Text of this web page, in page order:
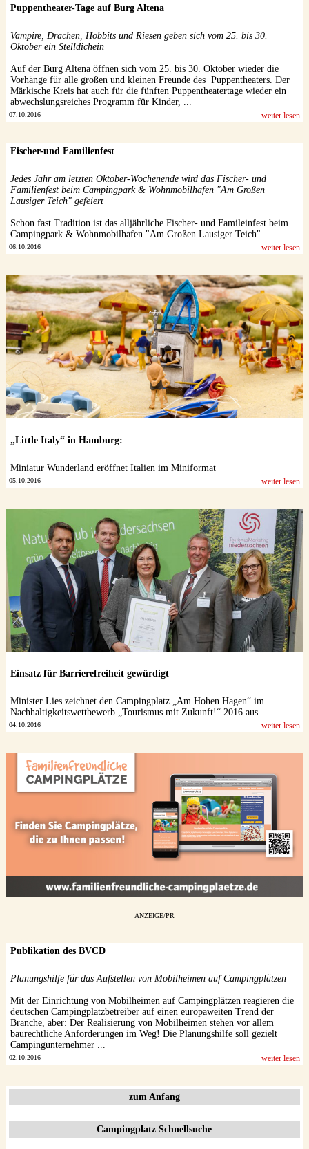
Puppentheater-Tage auf Burg Altena
Vampire, Drachen, Hobbits und Riesen geben sich vom 25. bis 30.
Oktober ein Stelldichein
Auf der Burg Altena öffnen sich vom 25. bis 30. Oktober wieder die
Vorhänge für alle großen und kleinen Freunde des Puppentheaters. Der
Märkische Kreis hat auch für die fünften Puppentheatertage wieder ein
abwechslungsreiches Programm für Kinder, ...
07.10.2016 weiter lesen
Fischer-und Familienfest
Jedes Jahr am letzten Oktober-Wochenende wird das Fischer- und
Familienfest beim Campingpark & Wohnmobilhafen "Am Großen
Lausiger Teich" gefeiert
Schon fast Tradition ist das alljährliche Fischer- und Famileinfest beim
Campingpark & Wohnmobilhafen "Am Großen Lausiger Teich".
06.10.2016 weiter lesen
„Little Italy“ in Hamburg:
Miniatur Wunderland eröffnet Italien im Miniformat
05.10.2016 weiter lesen
Einsatz für Barrierefreiheit gewürdigt
Minister Lies zeichnet den Campingplatz „Am Hohen Hagen“ im
Nachhaltigkeitswettbewerb „Tourismus mit Zukunft!“ 2016 aus
04.10.2016 weiter lesen
ANZEIGE/PR
Publikation des BVCD
Planungshilfe für das Aufstellen von Mobilheimen auf Campingplätzen
Mit der Einrichtung von Mobilheimen auf Campingplätzen reagieren die
deutschen Campingplatzbetreiber auf einen europaweiten Trend der
Branche, aber: Der Realisierung von Mobilheimen stehen vor allem
baurechtliche Anforderungen im Weg! Die Planungshilfe soll gezielt
Campingunternehmer ...
02.10.2016 weiter lesen
zum Anfang
Campingplatz Schnellsuche